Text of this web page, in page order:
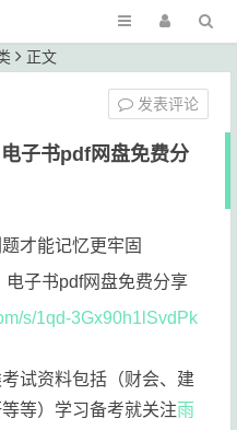
正文
子书pdf网盘免费分
才能记忆更牢固
电子书pdf网盘免费分享
s/1qd-3Gx90h1lSvdPk
试资料包括（财会、建
等）学习备考就关注雨
发表评论